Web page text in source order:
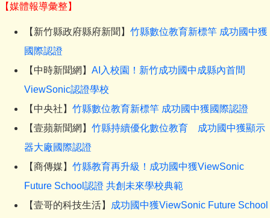
【媒體報導彙整】
【新竹縣政府縣府新聞】 竹縣數位教育新標竿 成功國中獲
國際認證
【中時新聞網】 AI入校園！新竹成功國中成縣內首間
ViewSonic認證學校
【中央社】 竹縣數位教育新標竿 成功國中獲國際認證
【壹蘋新聞網】 竹縣持續優化數位教育 成功國中獲顯示
器大廠國際認證
【商傳媒】 竹縣教育再升級！成功國中獲ViewSonic
Future School認證 共創未來學校典範
【壹哥的科技生活】
成功國中獲ViewSonic Future School